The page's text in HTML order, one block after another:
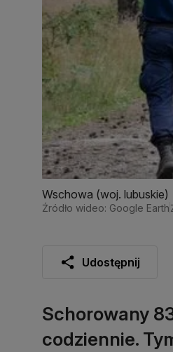
Wschowa (woj. lubuskie)
Źródło wideo: Google Earth
Udostępnij
Schorowany
codziennie.